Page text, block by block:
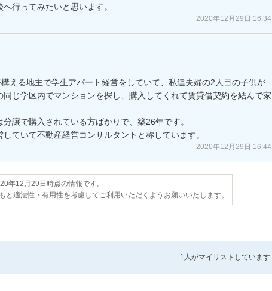
行ってみたいと思います。
2020年12月29日 16:34
える地主で学生アパート経営をしていて、私達夫婦の2人目の子供が
同じ学区内でマンションを探し、購入してくれて賃貸借契約を結んで家
譲で購入されている方ばかりで、築26年です。
2020年12月29日 16:44
年12月29日時点の情報です。
と適法性・有用性を考慮してご利用いただくようお願いいたします。
1人がマイリストしています